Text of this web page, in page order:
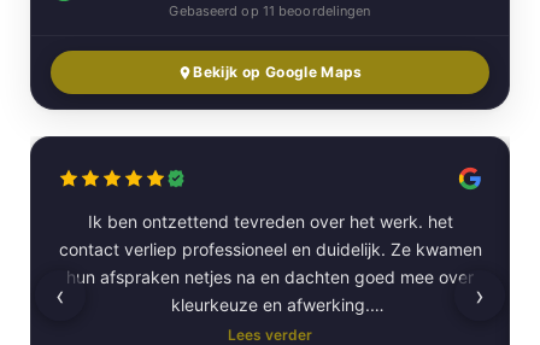
Gebaseerd op 11 beoordelingen
Bekijk op Google Maps
Ik ben ontzettend tevreden over het werk. het
contact verliep professioneel en duidelijk. Ze kwamen
hun afspraken netjes na en dachten goed mee over
kleurkeuze en afwerking.
Lees verder
‹ ›